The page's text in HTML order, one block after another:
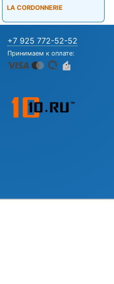
LA CORDONNERIE
+7 925 772-52-52
Принимаем к оплате: